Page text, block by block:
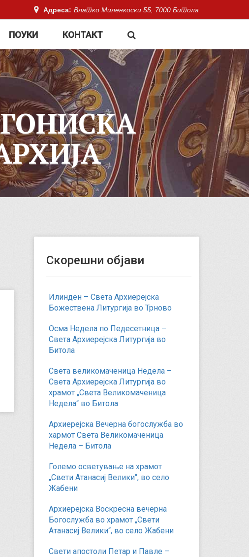
Адреса: Влатко Миленкоски 55, 7000 Битола
ПОУКИ КОНТАКТ
Скорешни објави
Илинден – Света Архиерејска
Божествена Литургија во Трново
Осма Недела по Педесетница –
Света Архиерејска Литургија во
Битола
Света великомаченица Недела –
Света Архиерејска Литургија во
храмот „Света Великомаченица
Недела“ во Битола
Архиерејска Вечерна богослужба во
хармот Света Великомаченица
Недела – Битола
Големо осветување на храмот
„Свети Атанасиј Велики“, во село
Жабени
Архиерејска Воскресна вечерна
Богослужба во храмот „Свети
Атанасиј Велики“, во село Жабени
Свети апостоли Петар и Павле –